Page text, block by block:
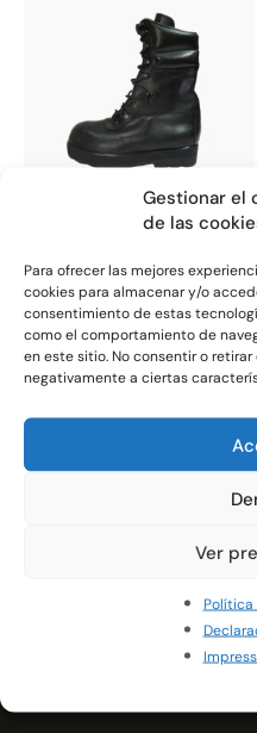
Gestionar el
de las
Para ofrecer las mejores
cookies para almacenar y/o
consentimiento de estas
como el comportamiento de
en este sitio. No consentir o
negativamente a ciertas
Ver
Política
3039
Especialistas en
Mejoramos tu